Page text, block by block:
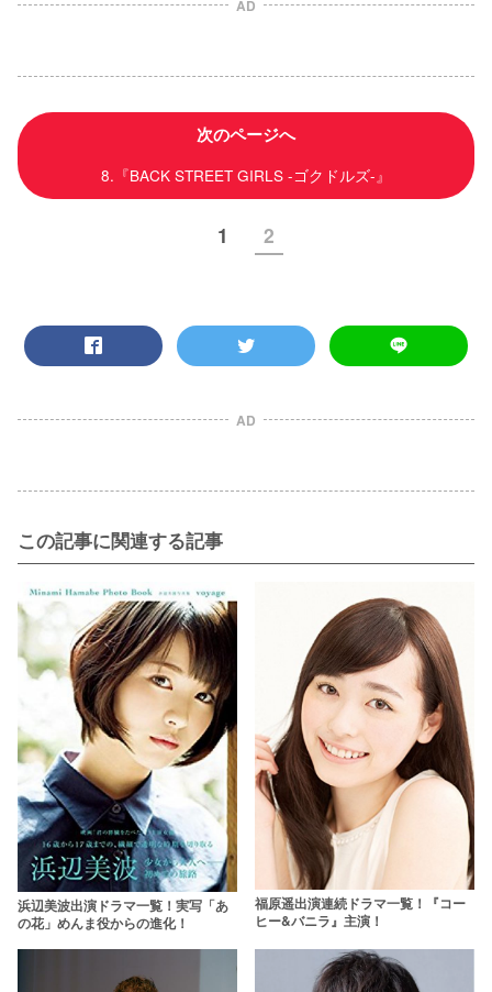
AD
次のページへ
8.『BACK STREET GIRLS -ゴクドルズ-』
1 2
AD
この記事に関連する記事
浜辺美波出演ドラマ一覧！実写「あ
の花」めんま役からの進化！
福原遥出演連続ドラマ一覧！『コー
ヒー&バニラ』主演！